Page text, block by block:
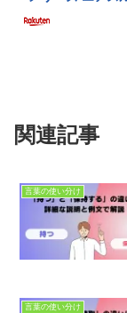
関連記事
言葉の使い分け
言葉の使い分け